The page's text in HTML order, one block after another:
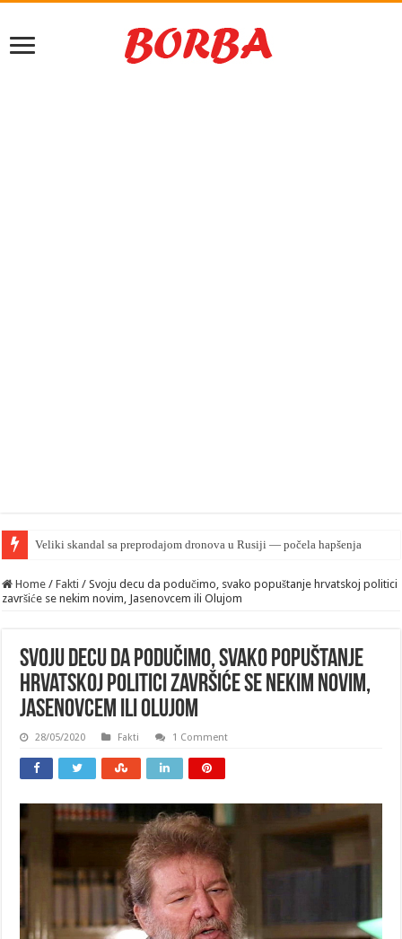
„Iran postaje pandur
Home / Fakti / Svoju decu da podučimo, svako popuštanje hrvatskoj politici
završiće se nekim novim, Jasenovcem ili Olujom
Svoju decu da podučimo, svako popuštanje
hrvatskoj politici završiće se nekim novim,
Jasenovcem ili Olujom
28/05/2020 Fakti 1 Comment